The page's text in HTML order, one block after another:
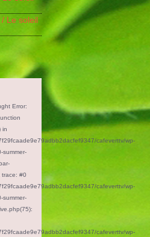
Le soleil
Error:
in
cafeverttv/wp-
summer-
#0
cafeverttv/wp-
summer-
cafeverttv/wp-